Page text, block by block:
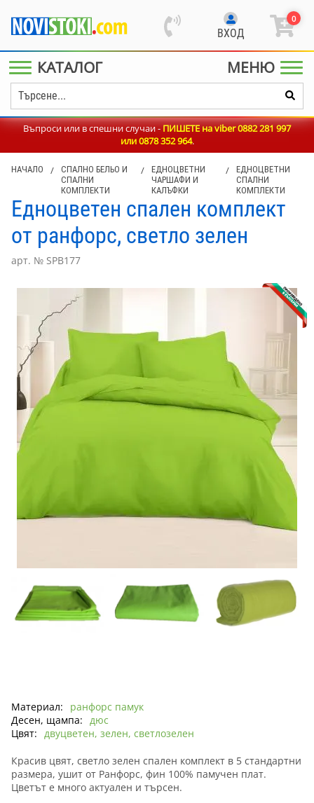
ВХОД
0
КАТАЛОГ МЕНЮ
Въпроси или в спешни случаи -ПИШЕТЕ на viber 0882 281 997
или0878 352 964.
НАЧАЛО /
СПАЛНО БЕЛЬО И
СПАЛНИ
КОМПЛЕКТИ
/
ЕДНОЦВЕТНИ
ЧАРШАФИ И
КАЛЪФКИ
/
ЕДНОЦВЕТНИ
СПАЛНИ
КОМПЛЕКТИ
Едноцветен спален комплект
от ранфорс, светло зелен
арт. № SPB177
Материал:
ранфорс памук
Десен, щампа:
дюс
Цвят:
двуцветен, зелен, светлозелен
Красив цвят, светло зелен спален комплект в 5 стандартни
размера, ушит от Ранфорс, фин 100% памучен плат.
Цветът е много актуален и търсен.